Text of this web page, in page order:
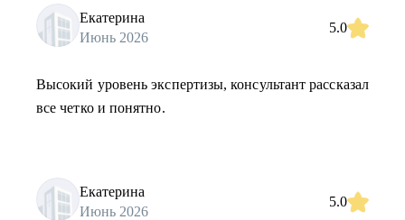
Екатерина
Июнь 2026
5.0
Высокий уровень экспертизы, консультант рассказал
все четко и понятно.
Екатерина
Июнь 2026
5.0